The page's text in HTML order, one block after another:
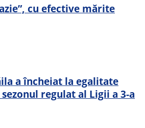
cu efective mărite
a încheiat la egalitate
regulat al Ligii a 3-a